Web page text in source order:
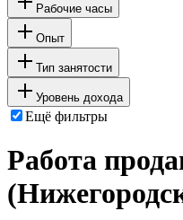
Рабочие часы
Опыт
Тип занятости
Уровень дохода
Ещё фильтры
Работа